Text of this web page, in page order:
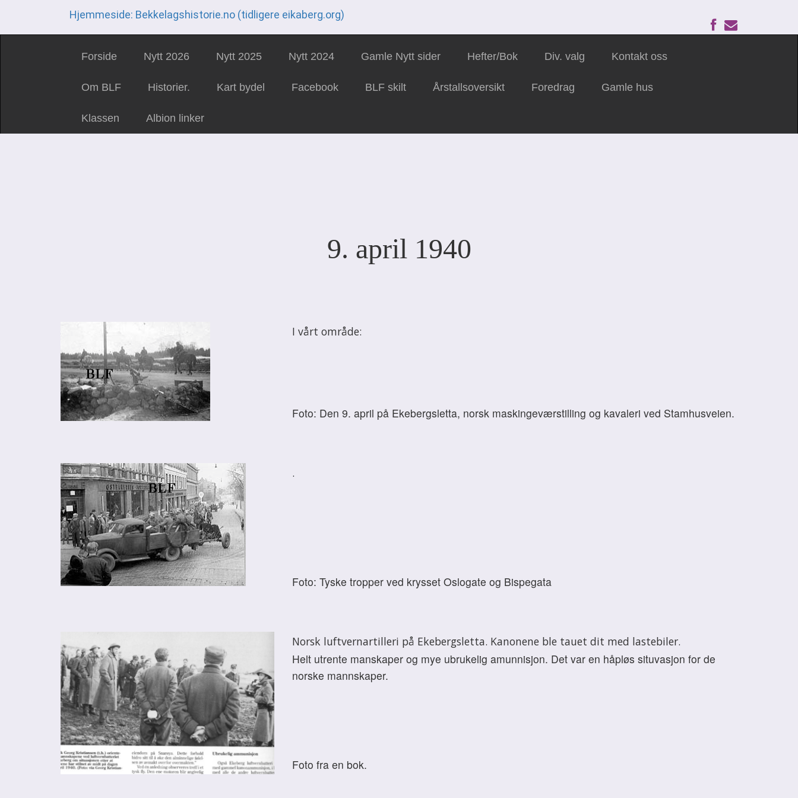
Hjemmeside: Bekkelagshistorie.no (tidligere eikaberg.org)
Forside Nytt 2026 Nytt 2025 Nytt 2024 Gamle Nytt sider Hefter/Bok Div. valg Kontakt oss
Om BLF Historier. Kart bydel Facebook BLF skilt Årstallsoversikt Foredrag Gamle hus
Klassen Albion linker
9. april 1940
I vårt område:
Foto: Den 9. april på Ekebergsletta, norsk maskingeværstilling og kavaleri ved Stamhusveien.
.
Foto: Tyske tropper ved krysset Oslogate og Bispegata
Norsk luftvernartilleri på Ekebergsletta. Kanonene ble tauet dit med lastebiler.
Helt utrente manskaper og mye ubrukelig amunnisjon. Det var en håpløs situvasjon for de
norske mannskaper.
Foto fra en bok.